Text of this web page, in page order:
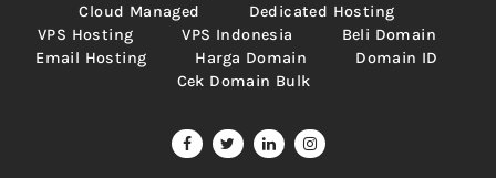
Cloud Managed
Dedicated Hosting
VPS Hosting
VPS Indonesia
Beli Domain
Email Hosting
Harga Domain
Domain ID
Cek Domain Bulk